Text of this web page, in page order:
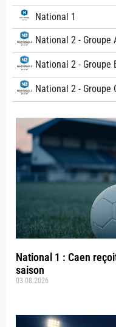
National 1
National 2 - Groupe
National 2 - Groupe
National 2 - Groupe
National 1 : Caen
saison
03.08.2026